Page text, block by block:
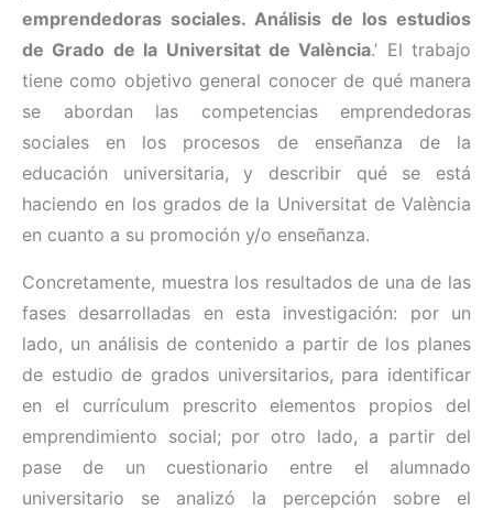
emprendedoras sociales. Análisis de los estudios
de Grado de la Universitat de València.’ El trabajo
tiene como objetivo general conocer de qué manera
se abordan las competencias emprendedoras
sociales en los procesos de enseñanza de la
educación universitaria, y describir qué se está
haciendo en los grados de la Universitat de València
en cuanto a su promoción y/o enseñanza.
Concretamente, muestra los resultados de una de las
fases desarrolladas en esta investigación: por un
lado, un análisis de contenido a partir de los planes
de estudio de grados universitarios, para identificar
en el currículum prescrito elementos propios del
emprendimiento social; por otro lado, a partir del
pase de un cuestionario entre el alumnado
universitario se analizó la percepción sobre el